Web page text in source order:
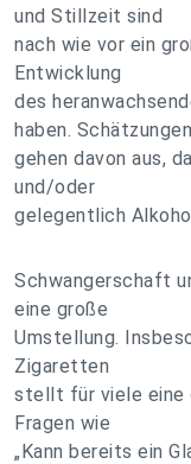
und Stillzeit sind
nach wie vor ein
Entwicklung
des
haben. Schätzungen
gehen davon aus,
und/oder
gelegentlich
Schwangerschaft
eine große
Umstellung.
Zigaretten
stellt für viele eine
Fragen wie
„Kann bereits ein